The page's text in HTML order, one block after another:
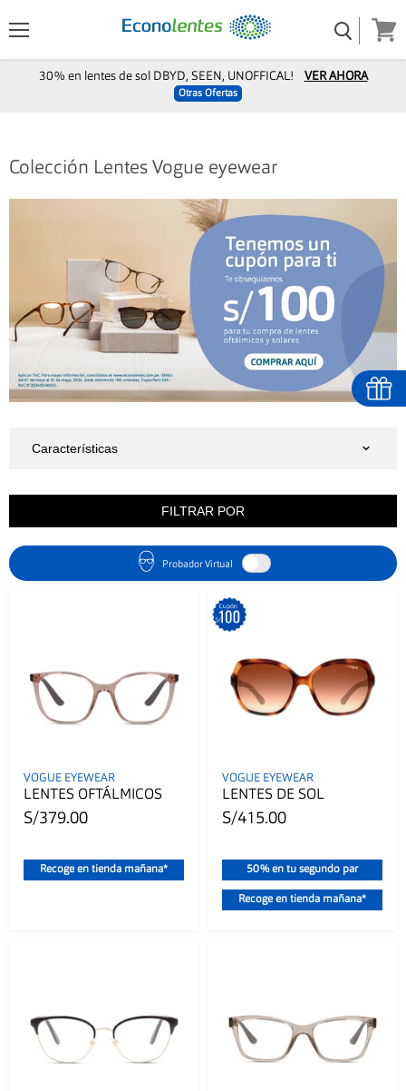
30% en lentes de sol DBYD, SEEN, UNOFFICAL! VER AHORA
Otras Ofertas
Colección Lentes Vogue eyewear
FILTRAR POR
Probador Virtual
VOGUE EYEWEAR
LENTES OFTÁLMICOS
S/379.00
Recoge en tienda mañana*
VOGUE EYEWEAR
LENTES DE SOL
S/415.00
50% en tu segundo par
Recoge en tienda mañana*